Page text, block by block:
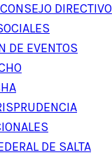
DIRECTIVO
DE EVENTOS
DE SALTA